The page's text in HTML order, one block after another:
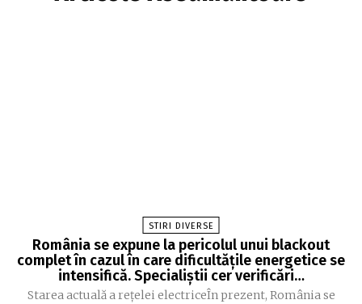
STIRI DIVERSE
România se expune la pericolul unui blackout
complet în cazul în care dificultățile energetice se
intensifică. Specialiștii cer verificări…
Starea actuală a rețelei electriceÎn prezent, România se